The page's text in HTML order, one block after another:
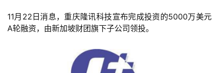
11月22日消息，重庆隆讯科技宣布完成投资的5000万美元
A轮融资，由新加坡财团旗下子公司领投。